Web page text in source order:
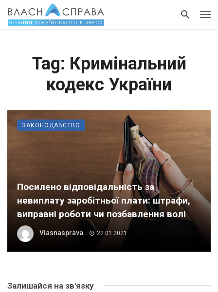
Tag: Кримінальний
кодекс України
Посилено відповідальність за
невиплату заробітньої плати: штрафи,
виправні роботи чи позбавлення волі
Vlasnasprava 22.01.2021
ЗАКОНОДАВСТВО
Залишайся на зв'язку